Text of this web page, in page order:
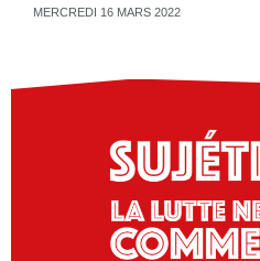
MERCREDI 16 MARS 2022